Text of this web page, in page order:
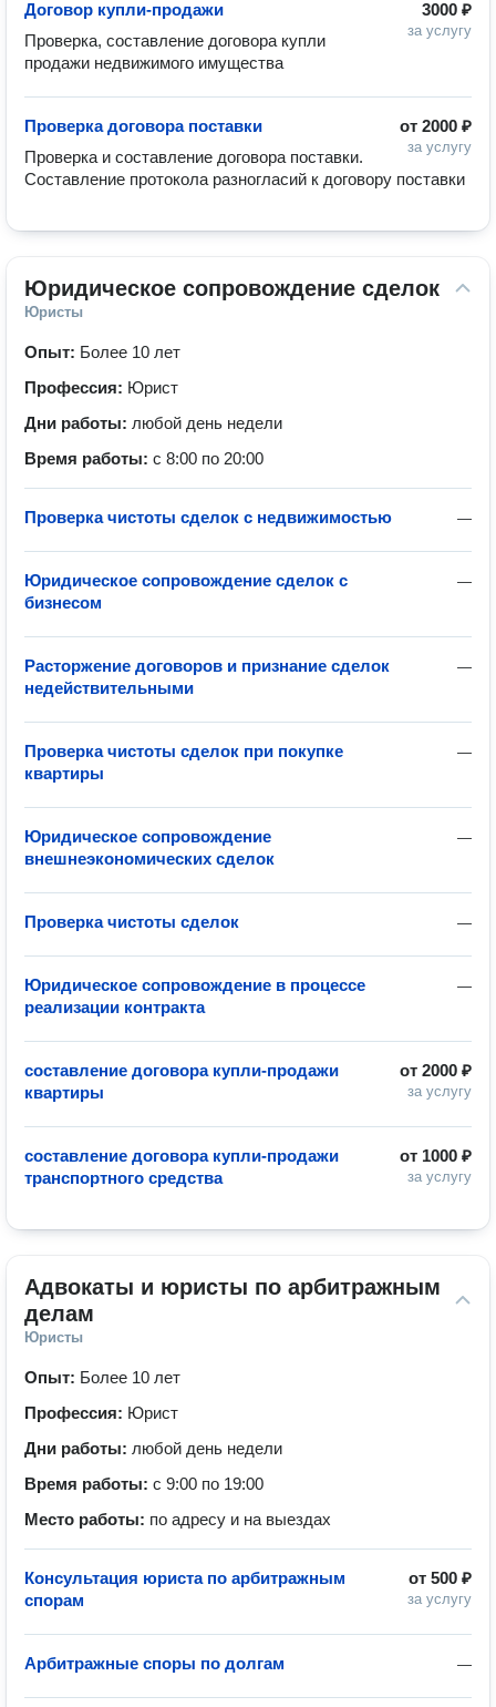
3000 ₽
за услугу
Договор купли-продажи
Проверка, составление договора купли
продажи недвижимого имущества
от 2000 ₽
за услугу
Проверка договора поставки
Проверка и составление договора поставки.
Составление протокола разногласий к договору поставки
Юридическое сопровождение сделок
Юристы
Опыт: Более 10 лет
Профессия: Юрист
Дни работы: любой день недели
Время работы: с 8:00 по 20:00
—
Проверка чистоты сделок с недвижимостью
—
Юридическое сопровождение сделок с
бизнесом
—
Расторжение договоров и признание сделок
недействительными
—
Проверка чистоты сделок при покупке
квартиры
—
Юридическое сопровождение
внешнеэкономических сделок
—
Проверка чистоты сделок
—
Юридическое сопровождение в процессе
реализации контракта
от 2000 ₽
за услугу
составление договора купли-продажи
квартиры
от 1000 ₽
за услугу
составление договора купли-продажи
транспортного средства
Адвокаты и юристы по арбитражным
делам
Юристы
Опыт: Более 10 лет
Профессия: Юрист
Дни работы: любой день недели
Время работы: с 9:00 по 19:00
Место работы: по адресу и на выездах
от 500 ₽
за услугу
Консультация юриста по арбитражным
спорам
—
Арбитражные споры по долгам